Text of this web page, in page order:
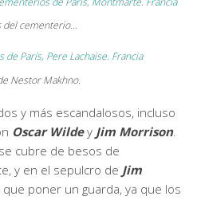
del cementerio…
Nestor Makhno.
y más escandalosos, incluso
Oscar Wildey Jim Morrison.
cubre de besos de
y en el sepulcro de Jim
poner un guarda, ya que los